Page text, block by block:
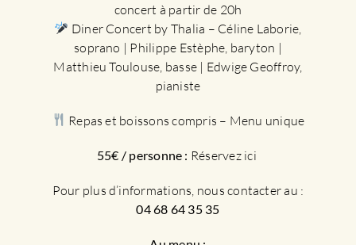
concert à partir de 20h
Diner Concert by Thalia – Céline Laborie,
soprano | Philippe Estèphe, baryton |
Matthieu Toulouse, basse | Edwige Geoffroy,
pianiste
Repas et boissons compris – Menu unique
55€ / personne : Réservez ici
Pour plus d’informations, nous contacter au :
04 68 64 35 35